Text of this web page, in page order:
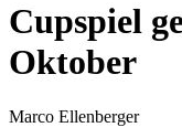
Cupspiel
Oktober
Marco Ellenberger